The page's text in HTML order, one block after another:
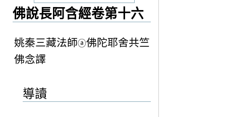
佛說長阿含經卷第十六
姚秦三藏法師ⓐ佛陀耶舍共竺
佛念譯
導讀